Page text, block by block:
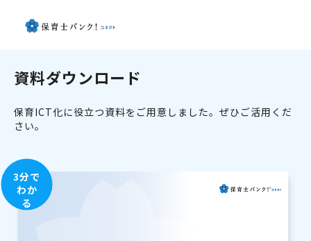
資料ダウンロード
保育ICT化に役立つ資料をご用意しました。ぜひご活用くだ
さい。
3分で
わか
る